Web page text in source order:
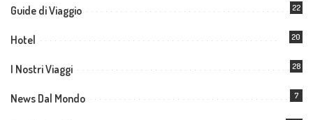
Guide di Viaggio 22
Hotel 20
I Nostri Viaggi 28
News Dal Mondo 7